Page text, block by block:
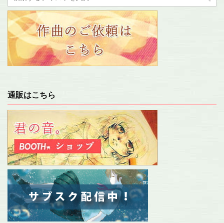
通販はこちら